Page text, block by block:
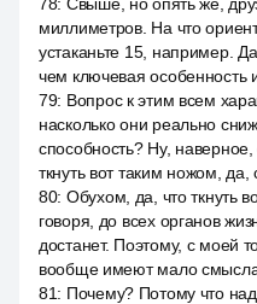
миллиметров. На что
устаканьте 15, например.
чем ключевая особенность
79: Вопрос к этим всем
насколько они реально
способность? Ну,
ткнуть вот таким ножом, да,
80: Обухом, да, что ткнуть
говоря, до всех органов
достанет. Поэтому, с моей
вообще имеют мало
81: Почему? Потому что